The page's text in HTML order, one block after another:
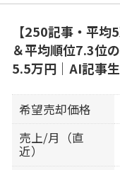
【250記事・平
＆平均順位7.3位
5.5万円｜AI記事
希望売却価格
売上/月（直
近）